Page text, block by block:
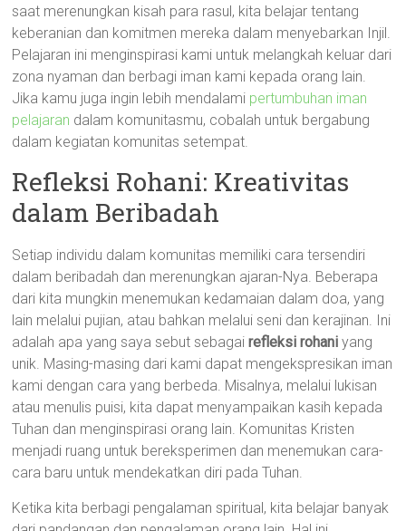
saat merenungkan kisah para rasul, kita belajar tentang
keberanian dan komitmen mereka dalam menyebarkan Injil.
Pelajaran ini menginspirasi kami untuk melangkah keluar dari
zona nyaman dan berbagi iman kami kepada orang lain.
Jika kamu juga ingin lebih mendalami pertumbuhan iman
pelajaran dalam komunitasmu, cobalah untuk bergabung
dalam kegiatan komunitas setempat.
Refleksi Rohani: Kreativitas
dalam Beribadah
Setiap individu dalam komunitas memiliki cara tersendiri
dalam beribadah dan merenungkan ajaran-Nya. Beberapa
dari kita mungkin menemukan kedamaian dalam doa, yang
lain melalui pujian, atau bahkan melalui seni dan kerajinan. Ini
adalah apa yang saya sebut sebagairefleksi rohani yang
unik. Masing-masing dari kami dapat mengekspresikan iman
kami dengan cara yang berbeda. Misalnya, melalui lukisan
atau menulis puisi, kita dapat menyampaikan kasih kepada
Tuhan dan menginspirasi orang lain. Komunitas Kristen
menjadi ruang untuk bereksperimen dan menemukan cara-
cara baru untuk mendekatkan diri pada Tuhan.
Ketika kita berbagi pengalaman spiritual, kita belajar banyak